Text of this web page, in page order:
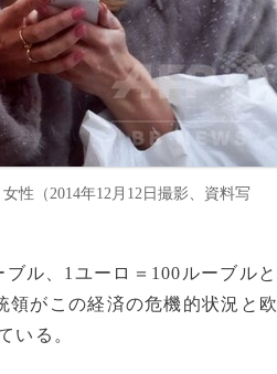
性（2014年12月12日撮影、資料写
ル、1ユーロ＝100ルーブルと
領がこの経済の危機的状況と欧
いる。